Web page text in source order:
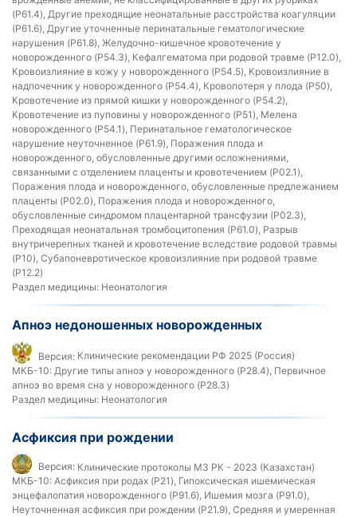
(P61.4), Другие преходящие неонатальные расстройства коагуляции
(P61.6), Другие уточненные перинатальные гематологические
нарушения (P61.8), Желудочно-кишечное кровотечение у
новорожденного (P54.3), Кефалгематома при родовой травме (P12.0),
Кровоизлияние в кожу у новорожденного (P54.5), Кровоизлияние в
надпочечник у новорожденного (P54.4), Кровопотеря у плода (P50),
Кровотечение из прямой кишки у новорожденного (P54.2),
Кровотечение из пуповины у новорожденного (P51), Мелена
новорожденного (P54.1), Перинатальное гематологическое
нарушение неуточненное (P61.9), Поражения плода и
новорожденного, обусловленные другими осложнениями,
связанными с отделением плаценты и кровотечением (P02.1),
Поражения плода и новорожденного, обусловленные предлежанием
плаценты (P02.0), Поражения плода и новорожденного,
обусловленные синдромом плацентарной трансфузии (P02.3),
Преходящая неонатальная тромбоцитопения (P61.0), Разрыв
внутричерепных тканей и кровотечение вследствие родовой травмы
(P10), Субапоневротическое кровоизлияние при родовой травме
(P12.2)
Раздел медицины: Неонатология
Апноэ недоношенных новорожденных
Версия: Клинические рекомендации РФ 2025 (Россия)
МКБ-10: Другие типы апноэ у новорожденного (P28.4), Первичное
апноэ во время сна у новорожденного (P28.3)
Раздел медицины: Неонатология
Асфиксия при рождении
Версия: Клинические протоколы МЗ РК - 2023 (Казахстан)
МКБ-10: Асфиксия при родах (P21), Гипоксическая ишемическая
энцефалопатия новорожденного (P91.6), Ишемия мозга (P91.0),
Неуточненная асфиксия при рождении (P21.9), Средняя и умеренная